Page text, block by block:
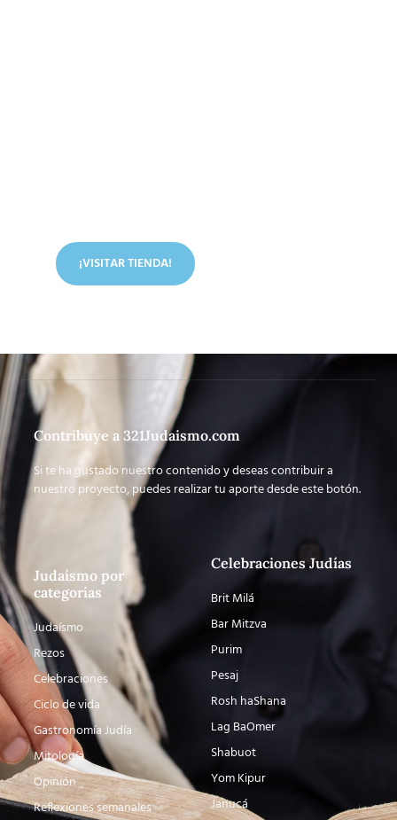
¡VISITAR TIENDA!
Contribuye a 321Judaismo.com
Si te ha gustado nuestro contenido y deseas contribuir a
nuestro proyecto, puedes realizar tu aporte desde este botón.
Judaísmo por
categorías
Judaísmo
Rezos
Celebraciones
Ciclo de vida
Gastronomía Judía
Mitología
Opinión
Reflexiones semanales
Celebraciones Judías
Brit Milá
Bar Mitzva
Purim
Pesaj
Rosh haShana
Lag BaOmer
Shabuot
Yom Kipur
Janucá